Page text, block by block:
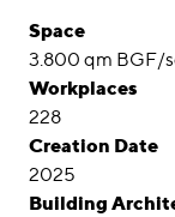
Space
3.800 qm BGF/
Workplaces
228
Creation Date
2025
Building